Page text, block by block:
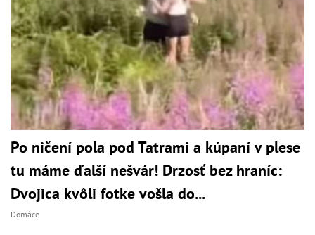
Po ničení pola pod Tatrami a kúpaní v plese
tu máme ďalší nešvár! Drzosť bez hraníc:
Dvojica kvôli fotke vošla do...
Domáce